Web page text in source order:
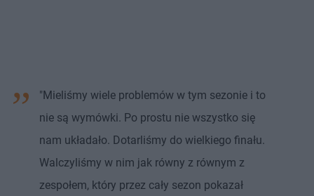
"Mieliśmy wiele problemów w tym sezonie i to
nie są wymówki. Po prostu nie wszystko się
nam układało. Dotarliśmy do wielkiego finału.
Walczyliśmy w nim jak równy z równym z
zespołem, który przez cały sezon pokazał